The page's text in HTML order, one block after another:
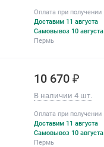
Оплата при получении
Доставим 11 августа
Самовывоз 10 августа
Пермь
10 670 ₽
В наличии 4 шт.
Оплата при получении
Доставим 11 августа
Самовывоз 10 августа
Пермь